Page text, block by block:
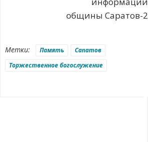
общины Саратов-2
Метки: Память
Сапатов
Торжественное богослужение